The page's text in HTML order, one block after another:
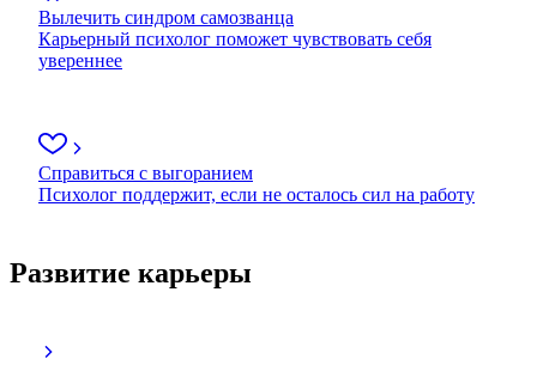
Вылечить синдром самозванца
Карьерный психолог поможет чувствовать себя
увереннее
Справиться с выгоранием
Психолог поддержит, если не осталось сил на работу
Развитие карьеры